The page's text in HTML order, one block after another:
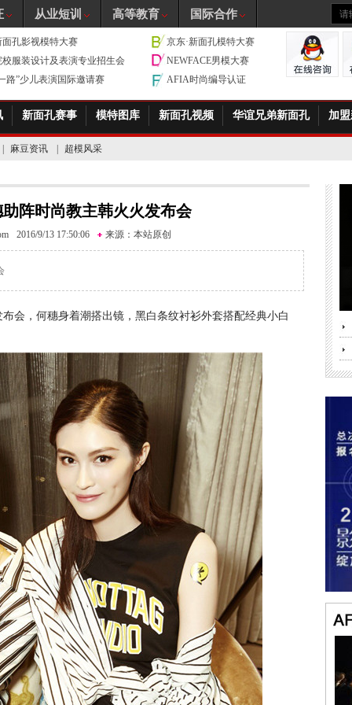
面孔影视模特大赛
京东·新面孔模特大赛
校服装设计及表演专业招生会
NEWFACE男模大赛
路”少儿表演国际邀请赛
AFIA时尚编导认证
新面孔赛事 模特图库 新面孔视频 华谊兄弟新面孔 加
麻豆资讯 超模风采
阵时尚教主韩火火发布会
2016/9/13 17:50:06 来源： 本站原创
会，何穗身着潮搭出镜，黑白条纹衬衫外套搭配经典小白
从业短训 高等教育 国际合作